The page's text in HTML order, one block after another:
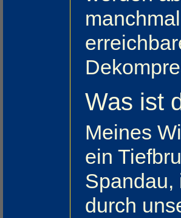
Was ist
Meines
ein
Spandau,
durch